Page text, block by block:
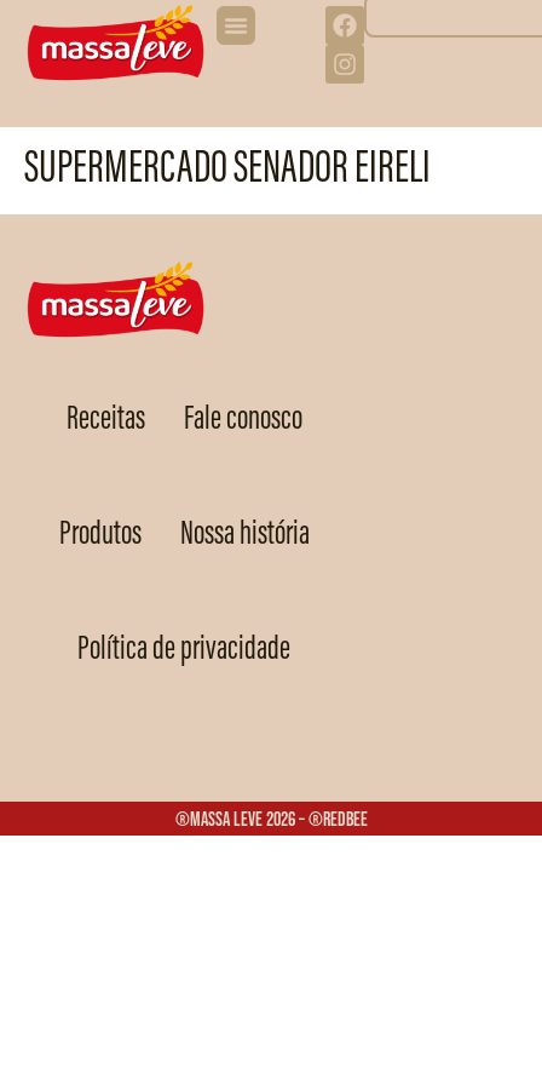
SUPERMERCADO SENADOR EIRELI
Receitas Fale conosco
Produtos Nossa história
Política de privacidade
®Massa Leve 2026 – ®Redbee